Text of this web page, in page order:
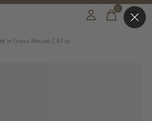
0items
In Gravy Mousse 2.47 oz